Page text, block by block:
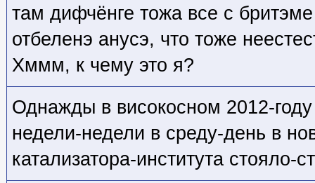
там дифчёнге тожа все с
отбеленэ анусэ, что тоже
Хммм, к чему это я?
Однажды в високосном 2012-
недели-недели в среду-день в
катализатора-института стояло-